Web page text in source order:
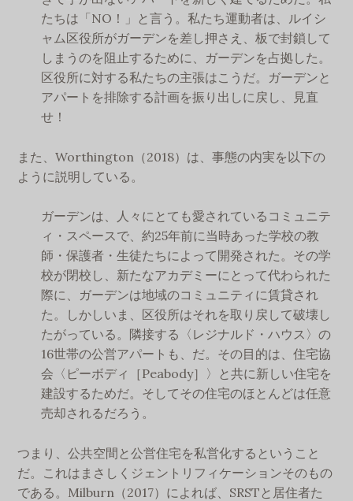
たちは「NO！」と言う。私たち運動者は、ルイシ
ャム区役所がガーデンを差し押さえ、板で封鎖して
しまうのを阻止するために、ガーデンを占拠した。
区役所に対する私たちの主張はこうだ。ガーデンと
アパートを排除する計画を振り出しに戻し、見直
せ！
また、Worthington（2018）は、事態の内実を以下の
ように説明している。
ガーデンは、人々にとても愛されているコミュニテ
ィ・スペースで、約25年前に当時あった学校の教
師・保護者・生徒たちによって開発された。その学
校が閉校し、新たなアカデミーにとって代わられた
際に、ガーデンは地域のコミュニティに賃貸され
た。しかしいま、区役所はそれを取り戻して破壊し
たがっている。隣接する〈レジナルド・ハウス〉の
16世帯の公営アパートも、だ。その目的は、住宅協
会〈ピーボディ［Peabody］〉と共に新しい住宅を
建設するためだ。そしてその住宅のほとんどは任意
売却されるだろう。
つまり、公共空間と公営住宅を私営化するということ
だ。これはまさしくジェントリフィケーションそのもの
である。Milburn（2017）によれば、SRSTと居住者た